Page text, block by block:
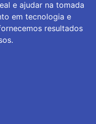
e ajudar na tomada
em tecnologia e
resultados